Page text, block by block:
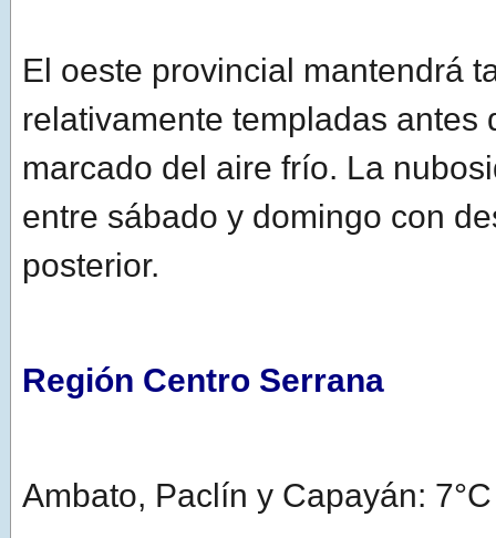
El oeste provincial mantendrá
relativamente templadas antes
marcado del aire frío. La
entre sábado y domingo con
posterior.
Región Centro Serrana
Ambato, Paclín y Capayán: